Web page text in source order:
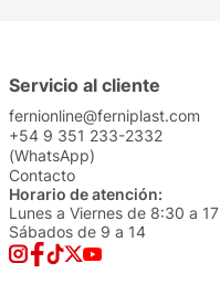
Servicio al cliente
fernionline@ferniplast.com
+54 9 351 233-2332
(WhatsApp)
Contacto
Horario de atención:
Lunes a Viernes de 8:30 a 17
Sábados de 9 a 14